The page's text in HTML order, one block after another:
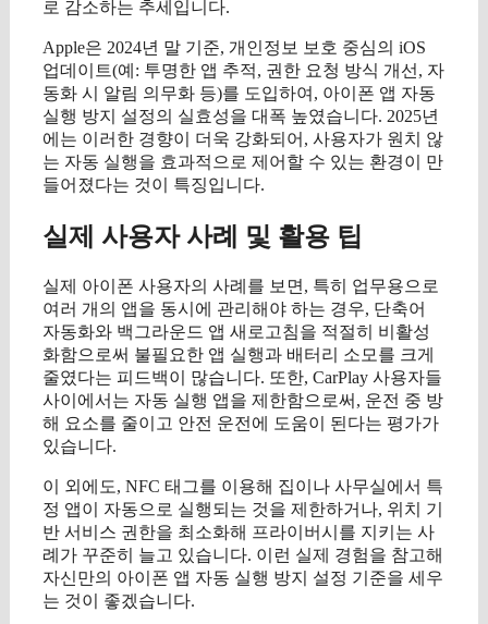
로 감소하는 추세입니다.
Apple은 2024년 말 기준, 개인정보 보호 중심의 iOS
업데이트(예: 투명한 앱 추적, 권한 요청 방식 개선, 자
동화 시 알림 의무화 등)를 도입하여, 아이폰 앱 자동
실행 방지 설정의 실효성을 대폭 높였습니다. 2025년
에는 이러한 경향이 더욱 강화되어, 사용자가 원치 않
는 자동 실행을 효과적으로 제어할 수 있는 환경이 만
들어졌다는 것이 특징입니다.
실제 사용자 사례 및 활용 팁
실제 아이폰 사용자의 사례를 보면, 특히 업무용으로
여러 개의 앱을 동시에 관리해야 하는 경우, 단축어
자동화와 백그라운드 앱 새로고침을 적절히 비활성
화함으로써 불필요한 앱 실행과 배터리 소모를 크게
줄였다는 피드백이 많습니다. 또한, CarPlay 사용자들
사이에서는 자동 실행 앱을 제한함으로써, 운전 중 방
해 요소를 줄이고 안전 운전에 도움이 된다는 평가가
있습니다.
이 외에도, NFC 태그를 이용해 집이나 사무실에서 특
정 앱이 자동으로 실행되는 것을 제한하거나, 위치 기
반 서비스 권한을 최소화해 프라이버시를 지키는 사
례가 꾸준히 늘고 있습니다. 이런 실제 경험을 참고해
자신만의 아이폰 앱 자동 실행 방지 설정 기준을 세우
는 것이 좋겠습니다.